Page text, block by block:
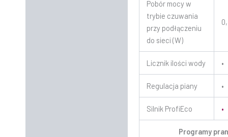
Pobór mocy w
trybie czuwania
przy podłączeniu
do sieci (W)
Licznik ilości wody •
Regulacja piany •
Silnik ProfiEco •
Programy